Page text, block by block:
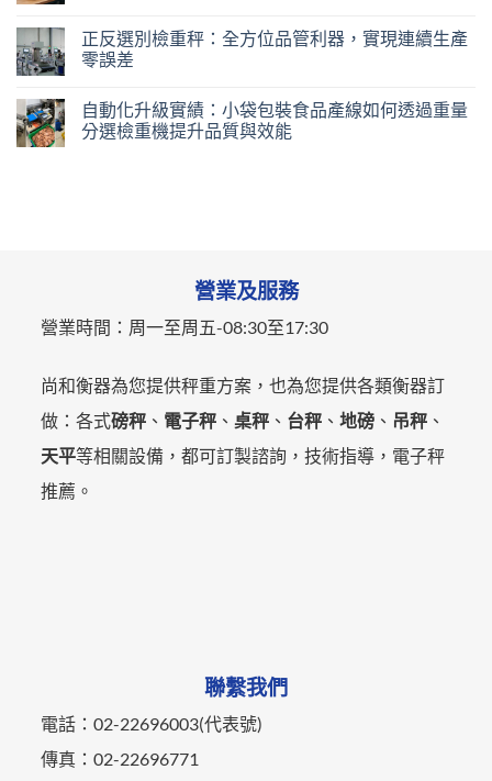
正反選別檢重秤：全方位品管利器，實現連續生產
零誤差
自動化升級實績：小袋包裝食品產線如何透過重量
分選檢重機提升品質與效能
營業及服務
營業時間： 周一至周五-08:30至17:30
尚和衡器為您提供秤重方案，也為您提供各類衡器訂
做：各式磅秤 、 電子秤 、桌秤 、 台秤 、地磅 、 吊秤 、
天平等相關設備，都可訂製諮詢，技術指導，電子秤
推薦。
聯繫我們
電話：02-22696003(代表號)
傳真：02-22696771